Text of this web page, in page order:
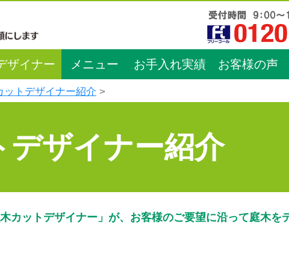
ザイナー メニュー お手入れ実績 お客様の声
ットデザイナー紹介
デザイナー紹介
カットデザイナー」が、お客様のご要望に沿って庭木を